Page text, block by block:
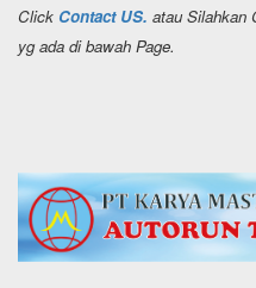
Click Contact US. atau Silahkan
yg ada di bawah Page.